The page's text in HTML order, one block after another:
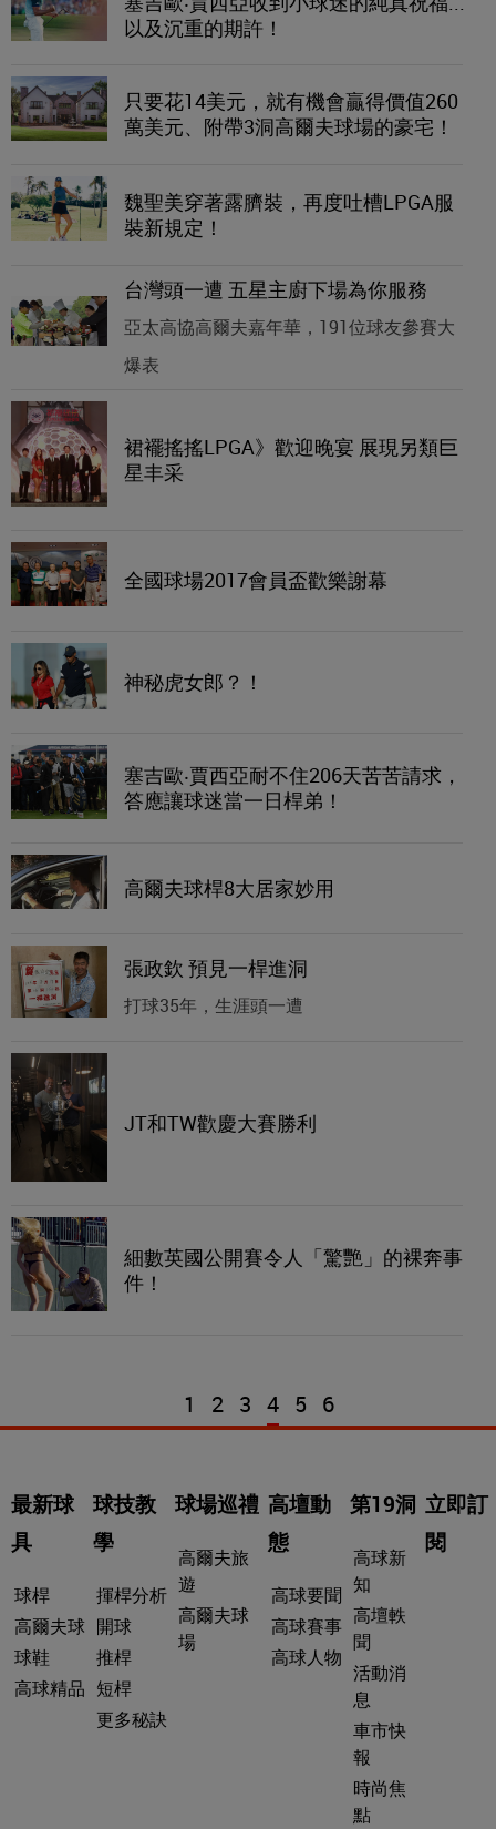
以及沉重的期許！
只要花14美元，就有機會贏得價值260
萬美元、附帶3洞高爾夫球場的豪宅！
魏聖美穿著露臍裝，再度吐槽LPGA服
裝新規定！
台灣頭一遭 五星主廚下場為你服務
亞太高協高爾夫嘉年華，191位球友參賽大
爆表
裙襬搖搖LPGA》歡迎晚宴 展現另類巨
星丰采
全國球場2017會員盃歡樂謝幕
神秘虎女郎？！
塞吉歐‧賈西亞耐不住206天苦苦請求，
答應讓球迷當一日桿弟！
高爾夫球桿8大居家妙用
張政欽 預見一桿進洞
打球35年，生涯頭一遭
JT和TW歡慶大賽勝利
細數英國公開賽令人「驚艷」的裸奔事
件！
1 2 3 4 5 6
最新球
具
球桿
高爾夫球
球鞋
高球精品
球技教
學
揮桿分析
開球
推桿
短桿
更多秘訣
球場巡禮
高爾夫旅
遊
高爾夫球
場
高壇動
態
高球要聞
高球賽事
高球人物
第19洞
高球新
知
高壇軼
聞
活動消
息
車市快
報
時尚焦
點
立即訂
閱